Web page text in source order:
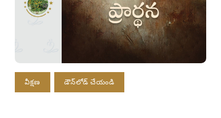
వీక్షణ డౌన్‌లోడ్ చేయండి